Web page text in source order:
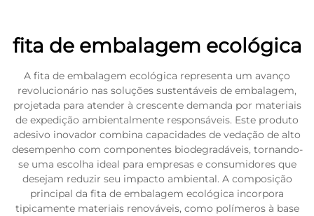
fita de embalagem ecológica
A fita de embalagem ecológica representa um avanço
revolucionário nas soluções sustentáveis de embalagem,
projetada para atender à crescente demanda por materiais
de expedição ambientalmente responsáveis. Este produto
adesivo inovador combina capacidades de vedação de alto
desempenho com componentes biodegradáveis, tornando-
se uma escolha ideal para empresas e consumidores que
desejam reduzir seu impacto ambiental. A composição
principal da fita de embalagem ecológica incorpora
tipicamente materiais renováveis, como polímeros à base